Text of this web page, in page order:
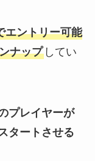
エントリー可能
ナップしてい
プレイヤーが
タートさせる